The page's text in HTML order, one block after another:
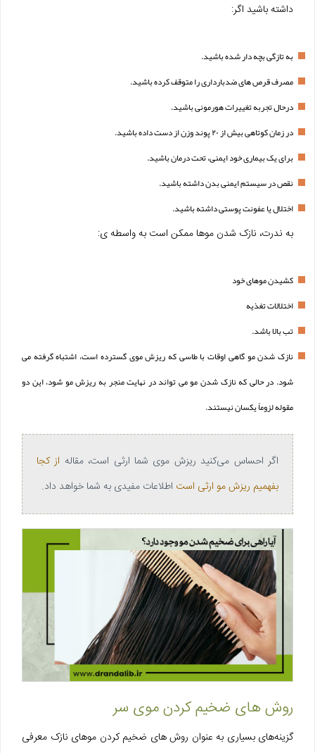
داشته باشید اگر:
به تازگی بچه دار شده باشید.
مصرف قرص های ضدبارداری را متوقف کرده باشید.
درحال تجربه تغییرات هورمونی باشید.
در زمان کوتاهی بیش از ۲۰ پوند وزن از دست داده باشید.
برای یک بیماری خود ایمنی، تحت درمان باشید.
نقص در سیستم ایمنی بدن داشته باشید.
اختلال یا عفونت پوستی داشته باشید.
به ندرت، نازک شدن موها ممکن است به واسطه ی:
کشیدن موهای خود
اختلالات تغذیه
تب بالا باشد.
نازک شدن مو گاهی اوقات با طاسی که ریزش موی گسترده است، اشتباه گرفته می
شود. در حالی که نازک شدن مو می تواند در نهایت منجر به ریزش مو شود، این دو
مقوله لزوماً یکسان نیستند.
اگر احساس می‌کنید ریزش موی شما ارثی است، مقاله از کجا
بفهمیم ریزش مو ارثی است اطلاعات مفیدی به شما خواهد داد.
روش های ضخیم کردن موی سر
گزینه‌های بسیاری به عنوان روش های ضخیم کردن موهای نازک معرفی